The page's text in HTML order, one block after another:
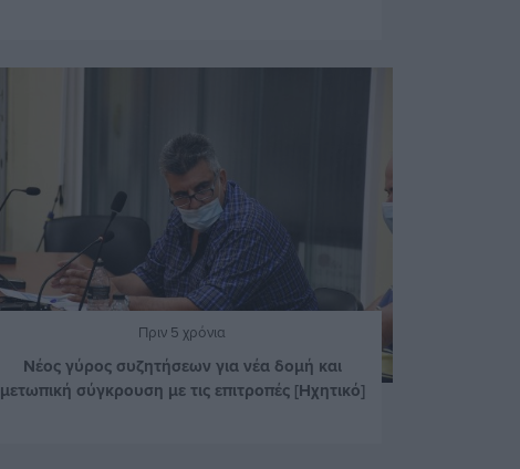
Πριν 5 χρόνια
Νέος γύρος συζητήσεων για νέα δομή και
μετωπική σύγκρουση με τις επιτροπές [Ηχητικό]